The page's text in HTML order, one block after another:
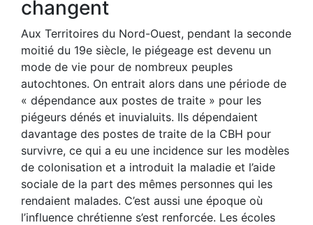
changent
Aux Territoires du Nord-Ouest, pendant la seconde
moitié du 19e siècle, le piégeage est devenu un
mode de vie pour de nombreux peuples
autochtones. On entrait alors dans une période de
« dépendance aux postes de traite » pour les
piégeurs dénés et inuvialuits. Ils dépendaient
davantage des postes de traite de la CBH pour
survivre, ce qui a eu une incidence sur les modèles
de colonisation et a introduit la maladie et l’aide
sociale de la part des mêmes personnes qui les
rendaient malades. C’est aussi une époque où
l’influence chrétienne s’est renforcée. Les écoles